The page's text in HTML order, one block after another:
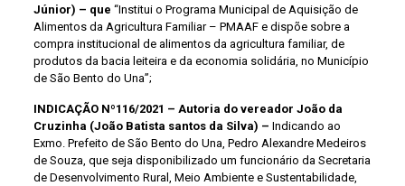
Júnior) – que “Institui o Programa Municipal de Aquisição de
Alimentos da Agricultura Familiar – PMAAF e dispõe sobre a
compra institucional de alimentos da agricultura familiar, de
produtos da bacia leiteira e da economia solidária, no Município
de São Bento do Una”;
INDICAÇÃO Nº116/2021 – Autoria do vereador João da
Cruzinha (João Batista santos da Silva) – Indicando ao
Exmo. Prefeito de São Bento do Una, Pedro Alexandre Medeiros
de Souza, que seja disponibilizado um funcionário da Secretaria
de Desenvolvimento Rural, Meio Ambiente e Sustentabilidade,